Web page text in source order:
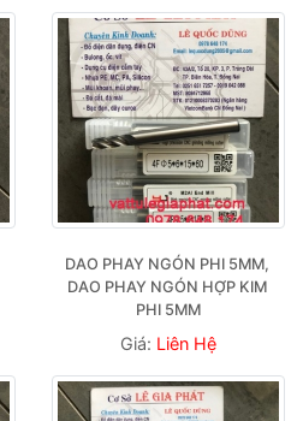
DAO PHAY NGÓN PHI 5MM,
DAO PHAY NGÓN HỢP KIM
PHI 5MM
Giá: Liên Hệ